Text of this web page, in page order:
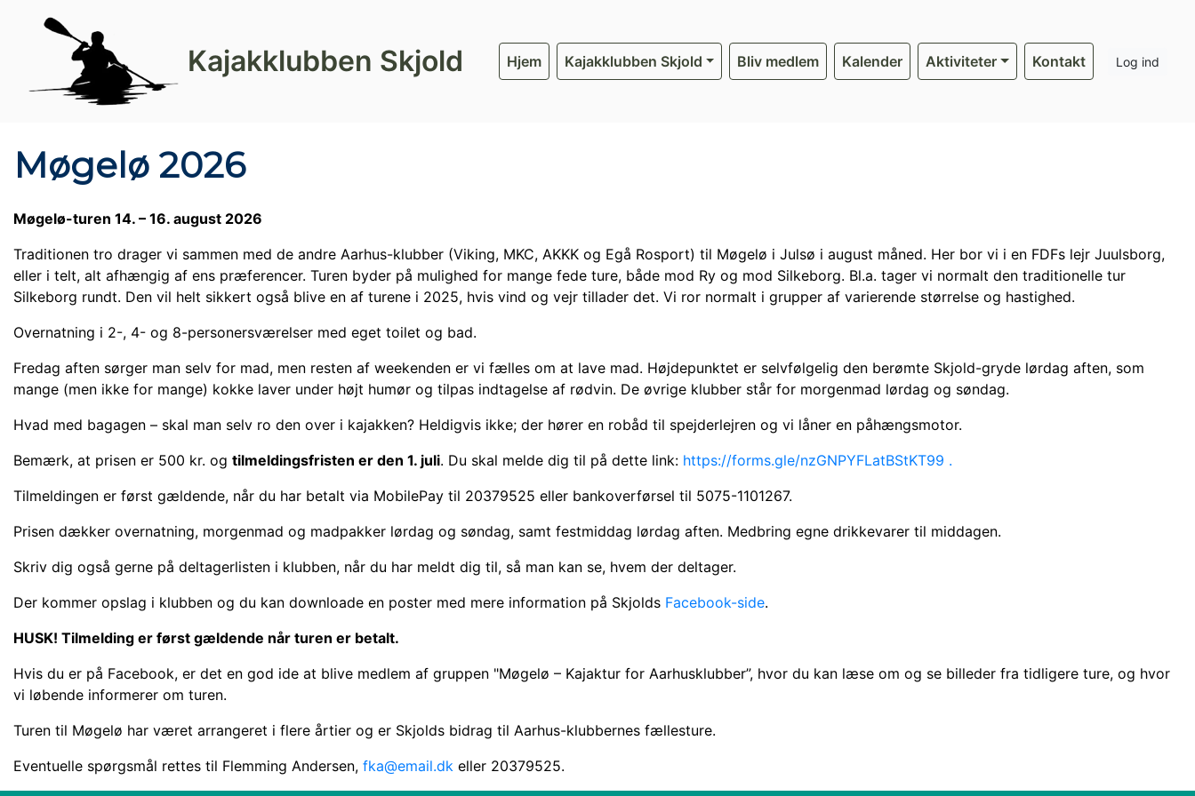
Kajakklubben Skjold Hjem Kajakklubben Skjold Bliv medlem Kalender Aktiviteter Kontakt Log ind
Møgelø 2026
Møgelø-turen 14. – 16. august 2026
Traditionen tro drager vi sammen med de andre Aarhus-klubber (Viking, MKC, AKKK og Egå Rosport) til Møgelø i Julsø i august måned. Her bor vi i en FDFs lejr Juulsborg,
eller i telt, alt afhængig af ens præferencer. Turen byder på mulighed for mange fede ture, både mod Ry og mod Silkeborg. Bl.a. tager vi normalt den traditionelle tur
Silkeborg rundt. Den vil helt sikkert også blive en af turene i 2025, hvis vind og vejr tillader det. Vi ror normalt i grupper af varierende størrelse og hastighed.
Overnatning i 2-, 4- og 8-personersværelser med eget toilet og bad.
Fredag aften sørger man selv for mad, men resten af weekenden er vi fælles om at lave mad. Højdepunktet er selvfølgelig den berømte Skjold-gryde lørdag aften, som
mange (men ikke for mange) kokke laver under højt humør og tilpas indtagelse af rødvin. De øvrige klubber står for morgenmad lørdag og søndag.
Hvad med bagagen – skal man selv ro den over i kajakken? Heldigvis ikke; der hører en robåd til spejderlejren og vi låner en påhængsmotor.
Bemærk, at prisen er 500 kr. og tilmeldingsfristen er den 1. juli. Du skal melde dig til på dette link: https://forms.gle/nzGNPYFLatBStKT99 .
Tilmeldingen er først gældende, når du har betalt via MobilePay til 20379525 eller bankoverførsel til 5075-1101267.
Prisen dækker overnatning, morgenmad og madpakker lørdag og søndag, samt festmiddag lørdag aften. Medbring egne drikkevarer til middagen.
Skriv dig også gerne på deltagerlisten i klubben, når du har meldt dig til, så man kan se, hvem der deltager.
Der kommer opslag i klubben og du kan downloade en poster med mere information på Skjolds Facebook-side.
HUSK! Tilmelding er først gældende når turen er betalt.
Hvis du er på Facebook, er det en god ide at blive medlem af gruppen "Møgelø – Kajaktur for Aarhusklubber”, hvor du kan læse om og se billeder fra tidligere ture, og hvor
vi løbende informerer om turen.
Turen til Møgelø har været arrangeret i flere årtier og er Skjolds bidrag til Aarhus-klubbernes fællesture.
Eventuelle spørgsmål rettes til Flemming Andersen, fka@email.dk eller 20379525.